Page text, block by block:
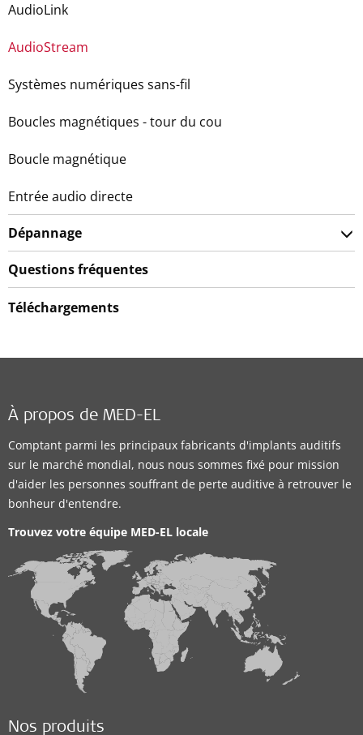
AudioLink
AudioStream
Systèmes numériques sans-fil
Boucles magnétiques - tour du cou
Boucle magnétique
Entrée audio directe
Dépannage
Questions fréquentes
Téléchargements
À propos de MED-EL
Comptant parmi les principaux fabricants d'implants auditifs
sur le marché mondial, nous nous sommes fixé pour mission
d'aider les personnes souffrant de perte auditive à retrouver le
bonheur d'entendre.
Trouvez votre équipe MED-EL locale
Nos produits